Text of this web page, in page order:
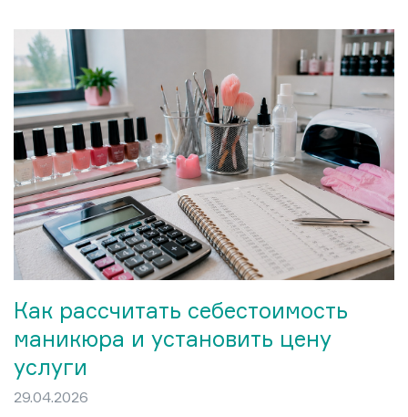
Никакого визуального перегруза,
никакого навязчивого декора на
каждом ноготке. Модный маникюр
этого лета строится на трёх
принципах: чистота формы, живой
цвет и лёгкость покрытия.
Как рассчитать себестоимость
маникюра и установить цену
услуги
29.04.2026